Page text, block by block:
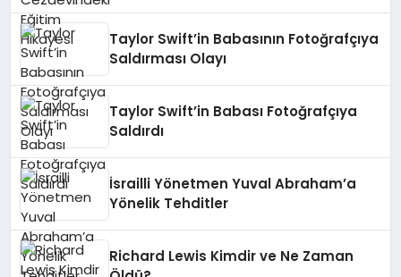
Taylor Swift’in Babasının Fotoğrafçıya
Saldırması Olayı
Taylor Swift’in Babası Fotoğrafçıya
Saldırdı
İsrailli Yönetmen Yuval Abraham’a
Yönelik Tehditler
Richard Lewis Kimdir ve Ne Zaman